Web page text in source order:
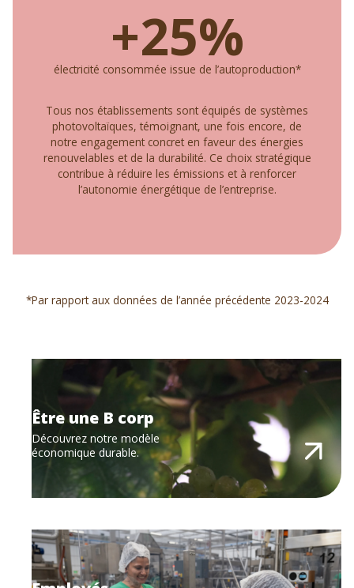
+25%
électricité consommée issue de l’autoproduction*
Tous nos établissements sont équipés de systèmes
photovoltaïques, témoignant, une fois encore, de
notre engagement concret en faveur des énergies
renouvelables et de la durabilité. Ce choix stratégique
contribue à réduire les émissions et à renforcer
l’autonomie énergétique de l’entreprise.
*Par rapport aux données de l’année précédente 2023-2024
Être une B corp
Découvrez notre modèle
économique durable.